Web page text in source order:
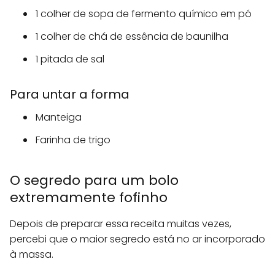
1 colher de sopa de fermento químico em pó
1 colher de chá de essência de baunilha
1 pitada de sal
Para untar a forma
Manteiga
Farinha de trigo
O segredo para um bolo
extremamente fofinho
Depois de preparar essa receita muitas vezes,
percebi que o maior segredo está no ar incorporado
à massa.